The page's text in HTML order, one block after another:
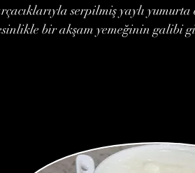
serpilmiş yaylı yumurta
bir akşam yemeğinin galibi